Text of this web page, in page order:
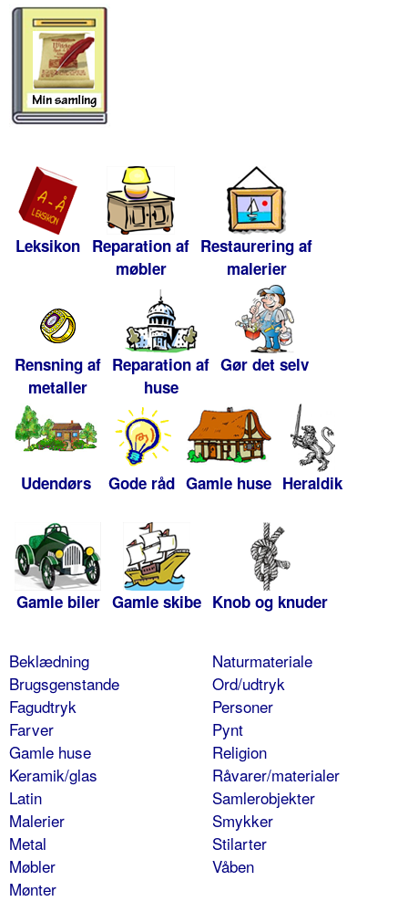
Leksikon Reparation af
møbler
Restaurering af
malerier
Rensning af
metaller
Reparation af
huse
Gør det selv
Udendørs Gode råd Gamle huse Heraldik
Gamle biler Gamle skibe Knob og knuder
Beklædning
Brugsgenstande
Fagudtryk
Farver
Gamle huse
Keramik/glas
Latin
Malerier
Metal
Møbler
Mønter
Naturmateriale
Ord/udtryk
Personer
Pynt
Religion
Råvarer/materialer
Samlerobjekter
Smykker
Stilarter
Våben